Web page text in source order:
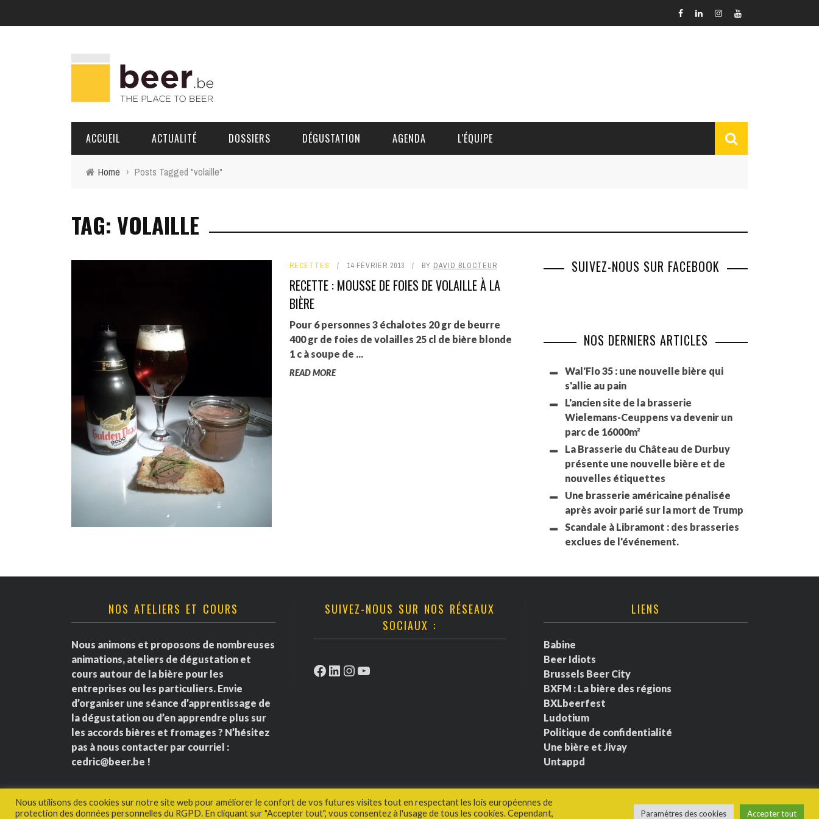
ACCUEIL ACTUALITÉ DOSSIERS DÉGUSTATION AGENDA L'ÉQUIPE
HÉLÈNE SPITAELS
AGALMA PADAW0NE
JEREMY KUPROWSKI
FLORENCE CONSTANTIN
Home › Posts Tagged "volaille"
TAG: VOLAILLE
RECETTES 14 FÉVRIER 2013 BY DAVID BLOCTEUR
RECETTE : MOUSSE DE FOIES DE VOLAILLE À LA
BIÈRE
Pour 6 personnes 3 échalotes 20 gr de beurre
400 gr de foies de volailles 25 cl de bière blonde
1 c à soupe de ...
READ MORE
SUIVEZ-NOUS SUR FACEBOOK
NOS DERNIERS ARTICLES
Wal'Flo 35 : une nouvelle bière qui
s'allie au pain
L'ancien site de la brasserie
Wielemans-Ceuppens va devenir un
parc de 16000m²
La Brasserie du Château de Durbuy
présente une nouvelle bière et de
nouvelles étiquettes
Une brasserie américaine pénalisée
après avoir parié sur la mort de Trump
Scandale à Libramont : des brasseries
exclues de l'événement.
NOS ATELIERS ET COURS
Nous animons et proposons de nombreuses
animations, ateliers de dégustation et
cours autour de la bière pour les
entreprises ou les particuliers. Envie
d’organiser une séance d’apprentissage de
la dégustation ou d’en apprendre plus sur
les accords bières et fromages ? N’hésitez
pas à nous contacter par courriel :
cedric@beer.be !
SUIVEZ-NOUS SUR NOS RÉSEAUX
SOCIAUX :
Facebook
LinkedIn
Instagram
YouTube
LIENS
Babine
Beer Idiots
Brussels Beer City
BXFM : La bière des régions
BXLbeerfest
Ludotium
Politique de confidentialité
Une bière et Jivay
Untappd
Nous utilisons des cookies sur notre site web pour améliorer le confort de vos futures visites tout en respectant les lois européennes de
protection des données personnelles du RGPD. En cliquant sur "Accepter tout", vous consentez à l'usage de tous les cookies. Cependant,
Paramètres des cookies Accepter tout